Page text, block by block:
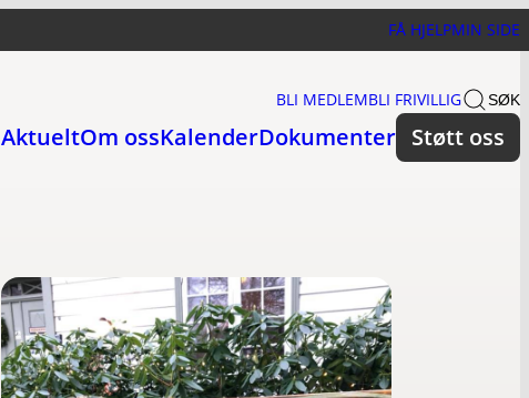
FÅ HJELPMIN SIDE
BLI MEDLEMBLI FRIVILLIG SØK
AktueltOm ossKalenderDokumenter Støtt oss